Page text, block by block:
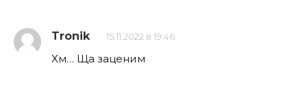
Tronik 15.11.2022 в 19:46
Хм… Ща заценим